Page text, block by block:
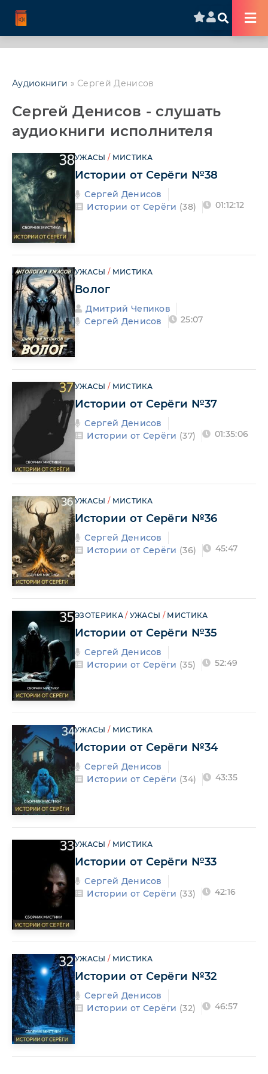
Аудиокниги » Сергей Денисов
Сергей Денисов - слушать
аудиокниги исполнителя
УЖАСЫ / МИСТИКА
Истории от Серёги №38
Сергей Денисов
Истории от Серёги (38) 01:12:12
УЖАСЫ / МИСТИКА
Волог
Дмитрий Чепиков
Сергей Денисов
25:07
УЖАСЫ / МИСТИКА
Истории от Серёги №37
Сергей Денисов
Истории от Серёги (37) 01:35:06
УЖАСЫ / МИСТИКА
Истории от Серёги №36
Сергей Денисов
Истории от Серёги (36) 45:47
ЭЗОТЕРИКА/ УЖАСЫ / МИСТИКА
Истории от Серёги №35
Сергей Денисов
Истории от Серёги (35) 52:49
УЖАСЫ / МИСТИКА
Истории от Серёги №34
Сергей Денисов
Истории от Серёги (34) 43:35
УЖАСЫ / МИСТИКА
Истории от Серёги №33
Сергей Денисов
Истории от Серёги (33) 42:16
УЖАСЫ / МИСТИКА
Истории от Серёги №32
Сергей Денисов
Истории от Серёги (32) 46:57